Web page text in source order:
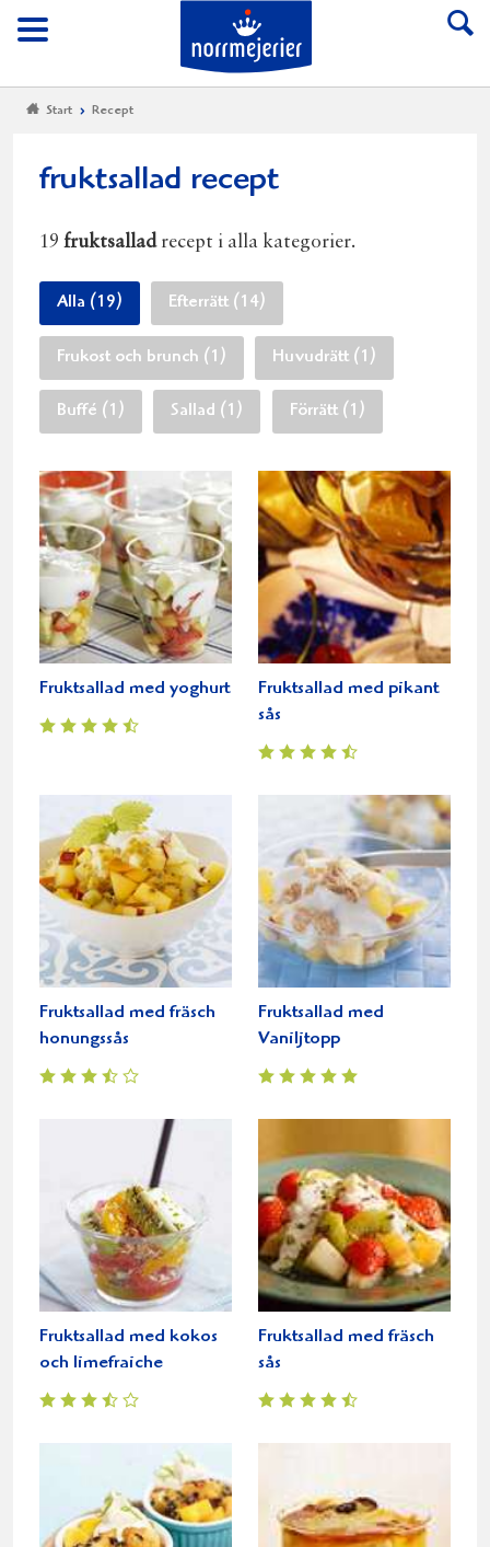
Meny
Till Norrmejerier
Start Recept
fruktsallad recept
19 fruktsalladrecept i alla kategorier.
Alla (19) Efterrätt (14)
Frukost och brunch (1) Huvudrätt (1)
Buffé (1) Sallad (1) Förrätt (1)
Fruktsallad med yoghurt
Fruktsallad med pikant
sås
Fruktsallad med fräsch
honungssås
Fruktsallad med
Vaniljtopp
Fruktsallad med kokos
och limefraiche
Fruktsallad med fräsch
sås